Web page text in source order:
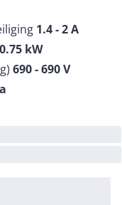
1.4 - 2A
0.75 kW
690 - 690V